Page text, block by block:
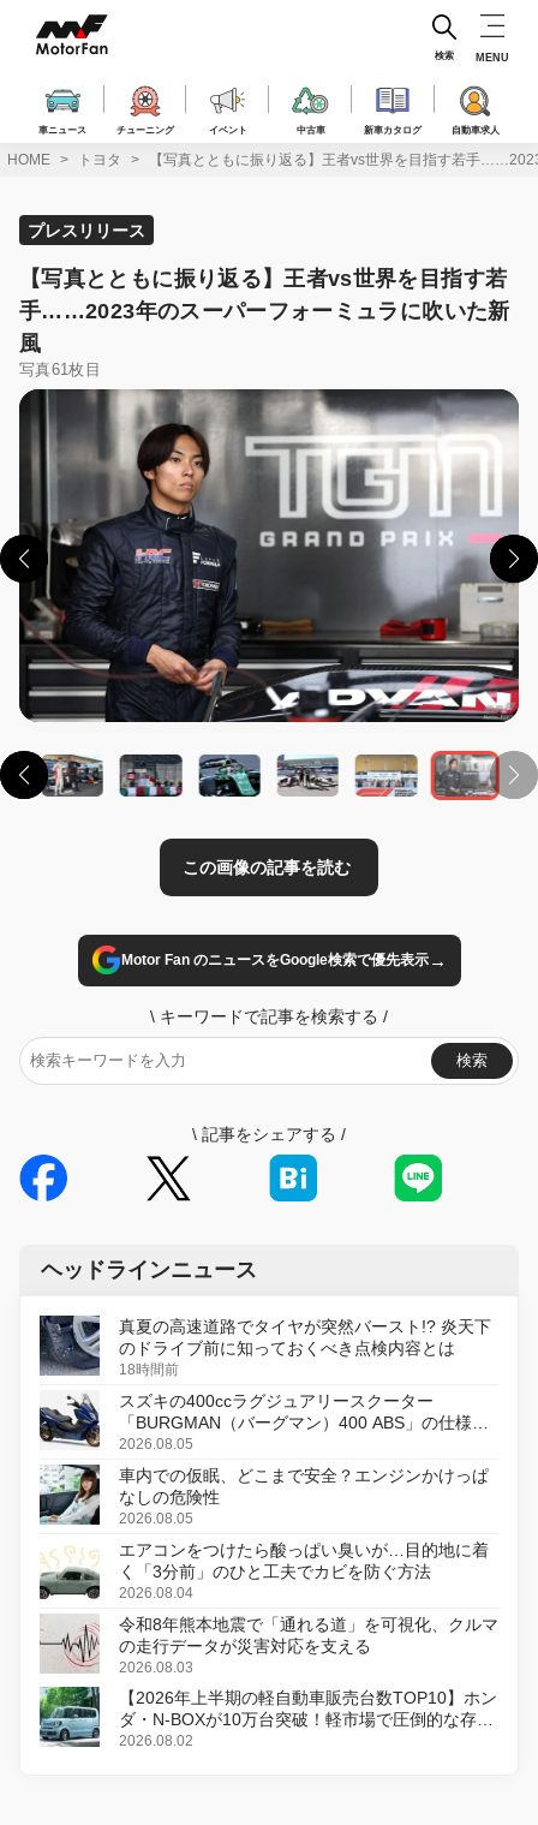
ス
車ニュース チューニング イベント 中古車 新車カタログ 自動車求人
検索 MENU
HOME トヨタ 【写真とともに振り返る】王者vs世界を目指す若手
プレスリリース
【写真とともに振り返る】王者vs世界を目指す若
手……2023年のスーパーフォーミュラに吹いた新
風
写真61枚目
この画像の記事を読む
Motor Fan のニュースをGoogle検索で優先表示→
\ キーワードで記事を検索する /
検索
\ 記事をシェアする /
ヘッドラインニュース
真夏の高速道路でタイヤが突然バースト!? 炎天下
のドライブ前に知っておくべき点検内容とは
18時間前
スズキの400ccラグジュアリースクーター
「BURGMAN（バーグマン）400 ABS」の仕様を
変更し、8月18日に発売
2026.08.05
車内での仮眠、どこまで安全？エンジンかけっぱ
なしの危険性
2026.08.05
エアコンをつけたら酸っぱい臭いが…目的地に着
く「3分前」のひと工夫でカビを防ぐ方法
2026.08.04
令和8年熊本地震で「通れる道」を可視化、クルマ
の走行データが災害対応を支える
2026.08.03
【2026年上半期の軽自動車販売台数TOP10】ホン
ダ・N-BOXが10万台突破！軽市場で圧倒的な存在
感
2026.08.02